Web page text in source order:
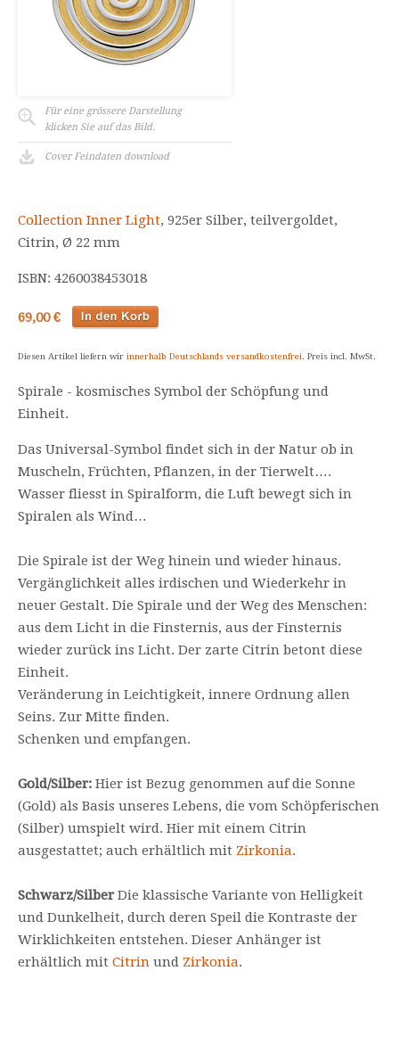
Für eine grössere Darstellung
klicken Sie auf das Bild.
Cover Feindaten download
Collection Inner Light, 925er Silber, teilvergoldet,
Citrin, Ø 22 mm
ISBN: 4260038453018
69,00 €
Diesen Artikel liefern wir innerhalb Deutschlands versandkostenfrei. Preis incl. MwSt.
Spirale - kosmisches Symbol der Schöpfung und
Einheit.
Das Universal-Symbol findet sich in der Natur ob in
Muscheln, Früchten, Pflanzen, in der Tierwelt….
Wasser fliesst in Spiralform, die Luft bewegt sich in
Spiralen als Wind…
Die Spirale ist der Weg hinein und wieder hinaus.
Vergänglichkeit alles irdischen und Wiederkehr in
neuer Gestalt. Die Spirale und der Weg des Menschen:
aus dem Licht in die Finsternis, aus der Finsternis
wieder zurück ins Licht. Der zarte Citrin betont diese
Einheit.
Veränderung in Leichtigkeit, innere Ordnung allen
Seins. Zur Mitte finden.
Schenken und empfangen.
Gold/Silber: Hier ist Bezug genommen auf die Sonne
(Gold) als Basis unseres Lebens, die vom Schöpferischen
(Silber) umspielt wird. Hier mit einem Citrin
ausgestattet; auch erhältlich mit Zirkonia.
Schwarz/SilberDie klassische Variante von Helligkeit
und Dunkelheit, durch deren Speil die Kontraste der
Wirklichkeiten entstehen. Dieser Anhänger ist
erhältlich mit Citrin und Zirkonia.